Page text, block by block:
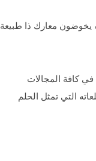
يخوضون معارك ذا طبيعة
كافة المجالات
التي تمثل الحلم